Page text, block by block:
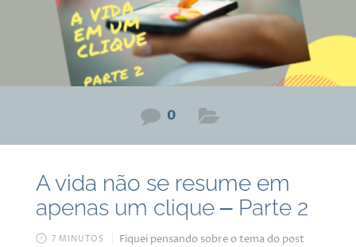
0
A vida não se resume em
apenas um clique – Parte 2
7 MINUTOS
Fiquei pensando sobre o tema do post